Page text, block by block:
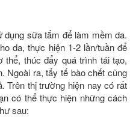
sữa tắm để làm mềm da.
da, thực hiện 1-2 lần/tuần để
thể, thúc đẩy quá trình tái tạo,
Ngoài ra, tẩy tế bào chết cũng
Trên thị trường hiện nay có rất
có thể thực hiện những cách
sau: